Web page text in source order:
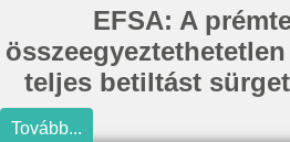
EFSA: A
teljes betiltást
Tovább...